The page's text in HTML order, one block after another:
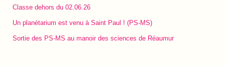
Classe dehors du 02.06.26
Un planétarium est venu à Saint Paul ! (PS-MS)
Sortie des PS-MS au manoir des sciences de Réaumur